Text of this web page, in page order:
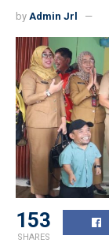
by Admin Jrl
153
SHARES